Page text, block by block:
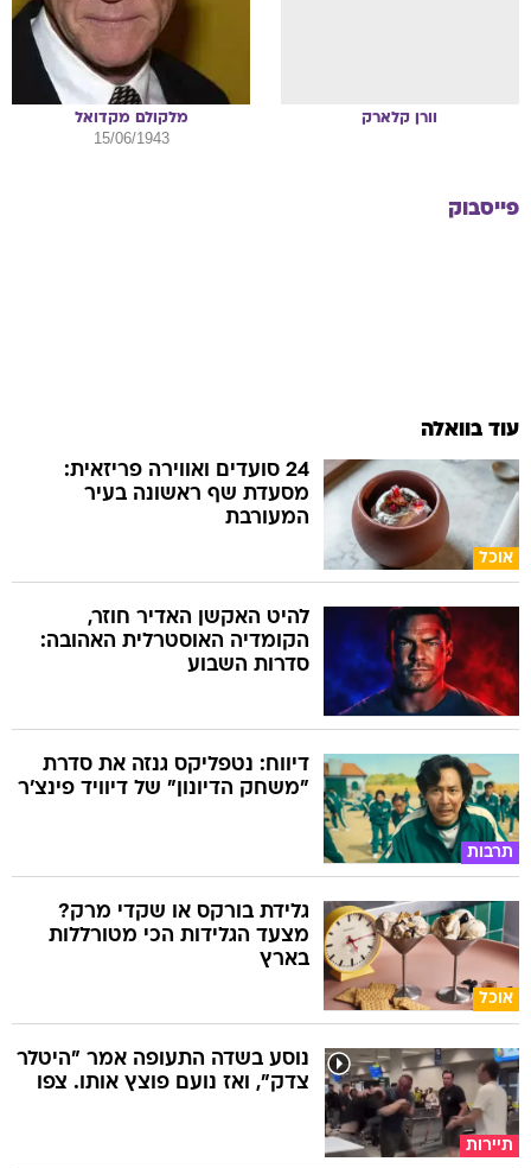
וורן קלארק מלקולם מקדואל
15/06/1943
פייסבוק
עוד בוואלה
אוכל
24 סועדים ואווירה פריזאית:
מסעדת שף ראשונה בעיר
המעורבת
להיט האקשן האדיר חוזר,
הקומדיה האוסטרלית האהובה:
סדרות השבוע
תרבות
דיווח: נטפליקס גנזה את סדרת
"משחק הדיונון" של דיוויד פינצ'ר
אוכל
גלידת בורקס או שקדי מרק?
מצעד הגלידות הכי מטורללות
בארץ
תיירות
נוסע בשדה התעופה אמר "היטלר
צדק", ואז נועם פוצץ אותו. צפו